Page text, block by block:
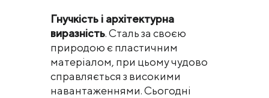
Гнучкість і архітектурна
виразність. Сталь за своєю
природою є пластичним
матеріалом, при цьому чудово
справляється з високими
навантаженнями. Сьогодні